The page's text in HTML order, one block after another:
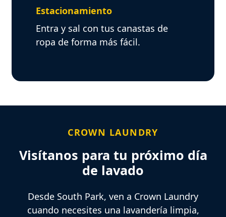
Estacionamiento
Entra y sal con tus canastas de
ropa de forma más fácil.
CROWN LAUNDRY
Visítanos para tu próximo día
de lavado
Desde South Park, ven a Crown Laundry
cuando necesites una lavandería limpia,